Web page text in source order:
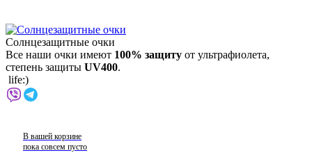
Солнцезащитные очки
Все наши очки имеют 100% защиту от ультрафиолета,
степень защиты UV400.
life:)
В вашей корзине
пока совсем пусто